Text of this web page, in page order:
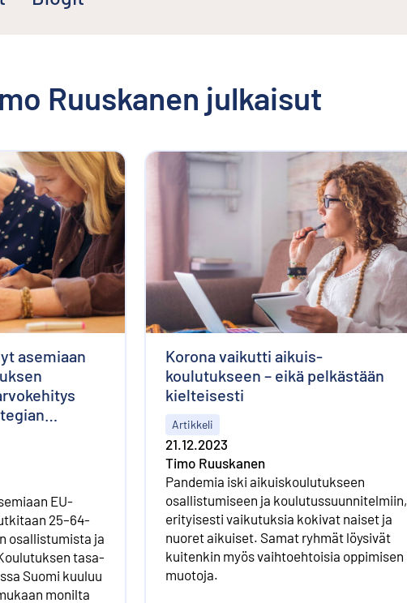
Ruuskanen julkaisut
asemiaan
EU-
25–64-
osallistumista ja
tasa-
Suomi kuuluu
monilta
Korona vaikutti aikuis­
koulutukseen – eikä pelkästään
kielteisesti
Artikkeli
21.12.2023
Timo Ruuskanen
Pandemia iski aikuis­koulutukseen
osallistumiseen ja koulutus­suunnitelmiin,
erityisesti vaikutuksia kokivat naiset ja
nuoret aikuiset. Samat ryhmät löysivät
kuitenkin myös vaihto­ehtoisia oppimisen
muotoja.